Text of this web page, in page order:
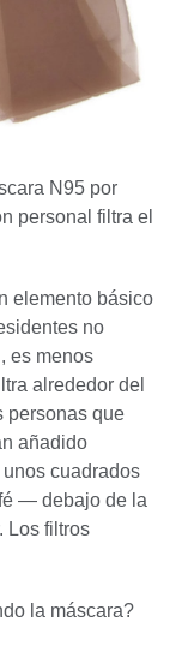
N95 por
personal filtra el
elemento básico
no
es menos
alrededor del
personas que
añadido
cuadrados
— debajo de la
Los filtros
la máscara?